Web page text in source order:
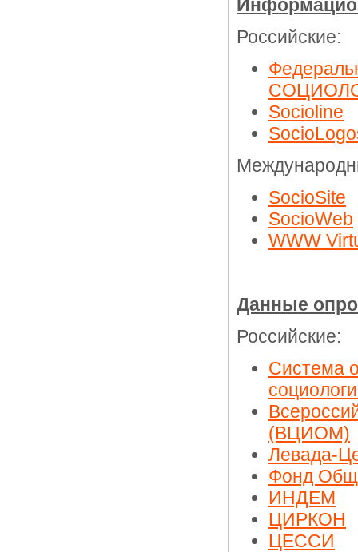
Российские:
Socioline
SocioSite
SocioWeb
WWW
Данные
Российские:
Система
(ВЦИОМ)
Левада-
Фонд
ИНДЕМ
ЦИРКОН
ЦЕССИ